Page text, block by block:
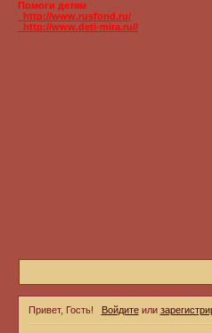
Помоги детям
_http://www.rusfond.ru/
_http://www.deti-mira.ru//
Привет, Гость! Войдитеили